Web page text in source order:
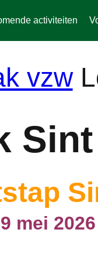
activiteiten
mei 2026